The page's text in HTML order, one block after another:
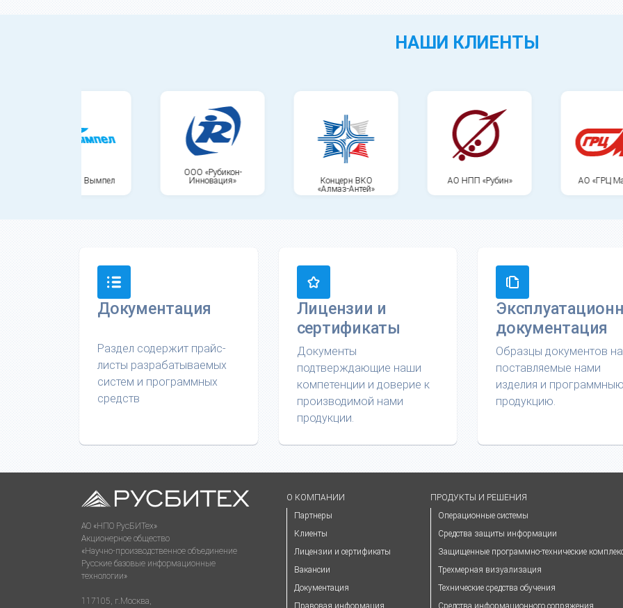
НАШИ КЛИЕНТЫ
Инновация»
АО НПП «Рубин» АО «ГРЦ Макеева»
Документация
Раздел содержит прайс-
листы разрабатываемых
систем и программных
средств
Лицензии и
сертификаты
Документы
подтверждающие наши
компетенции и доверие к
производимой нами
продукции.
документация
Образцы документов на
поставляемые нами
изделия и программныю
продукцию.
АО «НПО РусБИТех»
Акционерное общество
«Научно-производственное объединение
Русские базовые информационные
технологии»
117105, г.Москва,
О КОМПАНИИ
Партнеры
Клиенты
Лицензии и сертификаты
Вакансии
Документация
Правовая информация
ПРОДУКТЫ И РЕШЕНИЯ
Операционные системы
Средства защиты информации
Защищенные программно-технические
Трехмерная визуализация
Технические средства обучения
Средства информационного сопряжения